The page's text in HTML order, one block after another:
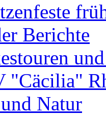
Berichte
"Cäcilia"
Natur